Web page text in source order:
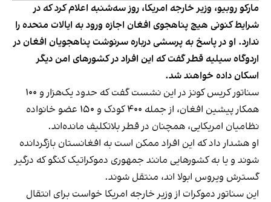
مارکو روبیو، وزیر خارجه امریکا، روز سه‌شنبه اعلام کرد که در
شرایط کنونی هیچ پناهجوی افغان اجازه ورود به ایالات متحده را
ندارد. او در پاسخ به پرسشی درباره سرنوشت پناهجویان افغان در
اردوگاه سیلیه قطر گفت که این افراد در کشورهای امن دیگر
اسکان داده خواهند شد.
سناتور کریس کونز در این نشست گفت که حدود یک‌هزار و ۱۰۰
همکار پیشین افغان، از جمله ۴۰۰ کودک و ۱۵۰ عضو خانواده
نظامیان امریکایی، همچنان در قطر بلاتکلیف مانده‌اند.
او هشدار داد که این افراد ممکن است به افغانستان بازگردانده
شوند و یا به کشورهایی مانند جمهوری دموکراتیک کنگو که درگیر
گسترش ویروس ابولا اند، منتقل شوند.
این سناتور دموکرات از وزیر خارجه امریکا خواست برای انتقال